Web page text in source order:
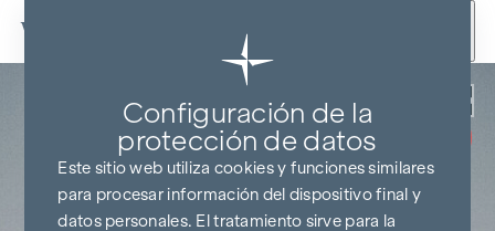
Ir al contenido
SIN COMISIONES
HASTA EL
INICIO DE LA
CONSTRUCCIÓN
Configuración de la
protección de datos
Este sitio web utiliza cookies y funciones similares
para procesar información del dispositivo final y
datos personales. El tratamiento sirve para la